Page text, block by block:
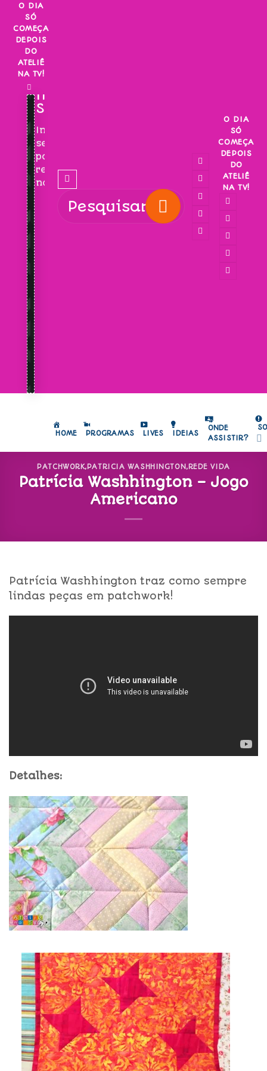
Skip
content
O DIA
SÓ
COMEÇA
DEPOIS
DO
ATELIÊ
NA TV!
INSCREVA-
SE!
Inscreva-
se
para
receber
novidades!
O DIA
SÓ
COMEÇA
DEPOIS
DO
ATELIÊ
NA TV!
HOME PROGRAMAS LIVES IDEIAS
ONDE
ASSISTIR?
PATCHWORK, PATRICIA WASHHINGTON ,REDE VIDA
Patrícia Washhington – Jogo
Americano
Patrícia Washhington traz como sempre
lindas peças em patchwork!
Detalhes: